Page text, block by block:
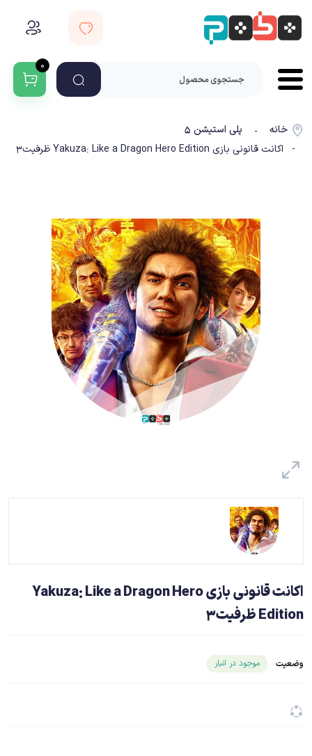
۰
خانه -
پلی استیشن ۵
- اکانت قانونی بازی Yakuza: Like a Dragon Hero Edition ظرفیت3
اکانت قانونی بازی Yakuza: Like a Dragon Hero
Edition ظرفیت3
وضعیت موجود در انبارشناسه محصول ۲۴۹۱۴